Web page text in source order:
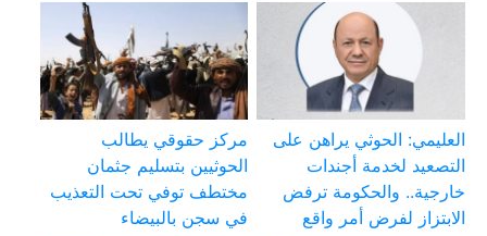
العليمي: الحوثي يراهن على
التصعيد لخدمة أجندات
خارجية.. والحكومة ترفض
الابتزاز لفرض أمر واقع
مركز حقوقي يطالب
الحوثيين بتسليم جثمان
مختطف توفي تحت التعذيب
في سجن بالبيضاء